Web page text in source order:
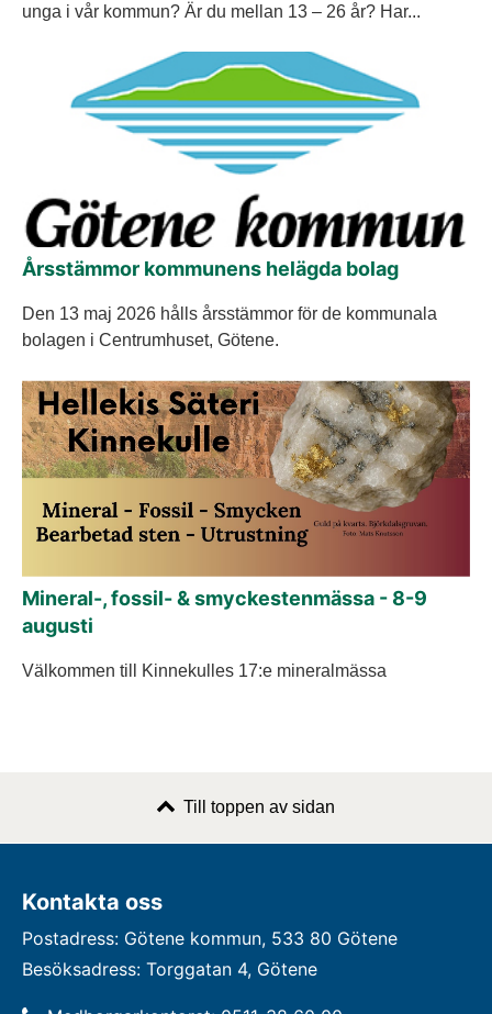
unga i vår kommun? Är du mellan 13 – 26 år? Har...
Årsstämmor kommunens helägda bolag
Den 13 maj 2026 hålls årsstämmor för de kommunala
bolagen i Centrumhuset, Götene.
Mineral-, fossil- & smyckestenmässa - 8-9
augusti
Välkommen till Kinnekulles 17:e mineralmässa
Till toppen av sidan
Kontakta oss
Postadress: Götene kommun, 533 80 Götene
Besöksadress: Torggatan 4, Götene